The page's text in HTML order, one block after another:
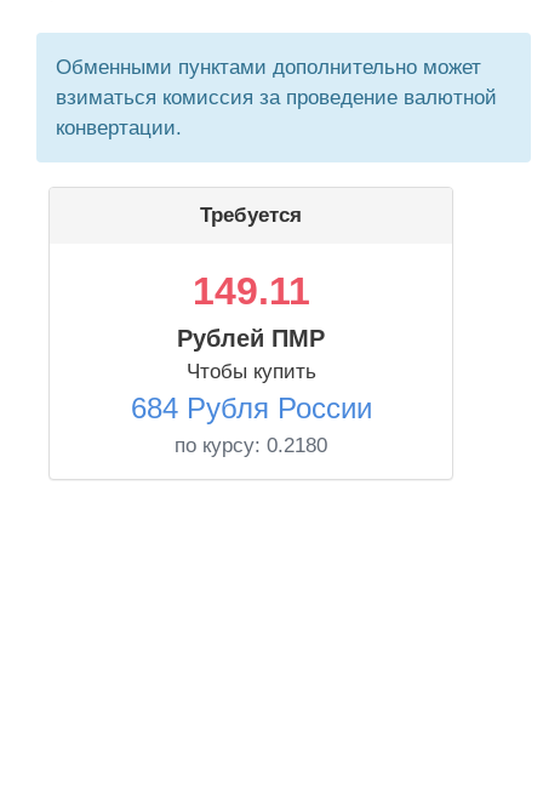
Обменными пунктами дополнительно может
взиматься комиссия за проведение валютной
конвертации.
Требуется
149.11
Рублей ПМР
Чтобы купить
684 Рубля России
по курсу: 0.2180